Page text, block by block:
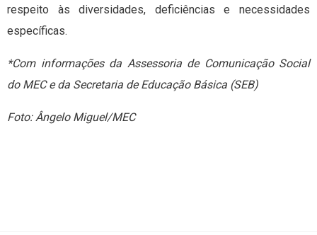
respeito às diversidades, deficiências e necessidades
específicas.
*Com informações da Assessoria de Comunicação Social
do MEC e da Secretaria de Educação Básica (SEB)
Foto: Ângelo Miguel/MEC